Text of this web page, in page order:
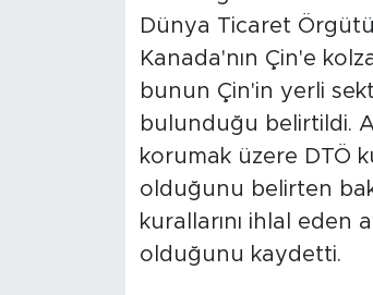
Dünya Ticaret Örgütü
Kanada'nın Çin'e
bunun Çin'in yerli
bulunduğu belirtildi.
korumak üzere DTÖ
olduğunu belirten
kurallarını ihlal eden
olduğunu kaydetti.